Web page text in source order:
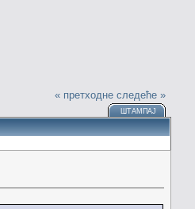
« претходне следеће »
ШТАМПАЈ